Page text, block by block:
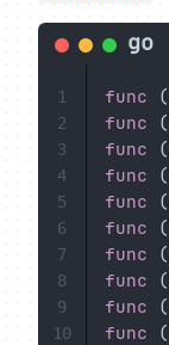
func (
func
(
func
(
func
(
func
(
func
(
func
(
func
(
func
(
func
(
1
2
3
4
5
6
7
8
9
10